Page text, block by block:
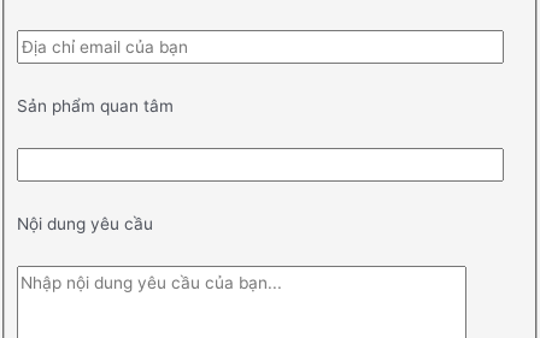
Sản phẩm quan tâm
Nội dung yêu cầu